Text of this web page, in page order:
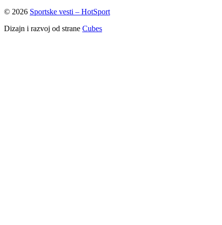
© 2026 Sportske vesti – HotSport
Dizajn i razvoj od strane Cubes